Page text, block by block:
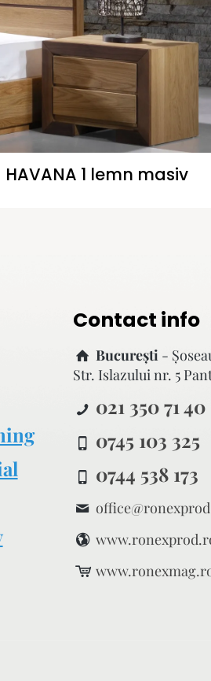
1 lemn masiv
Contact info
București -
Str. Islazului nr. 5
021 350 71 40
0745 103 325
0744 538 173